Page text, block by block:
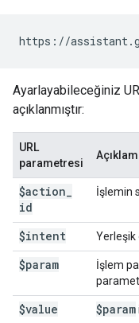
Ayarlayabileceğiniz
açıklanmıştır:
URL
parametresi
$action
id
İşlemin
$intent Yerleşik
$param
İşlem
$value $param